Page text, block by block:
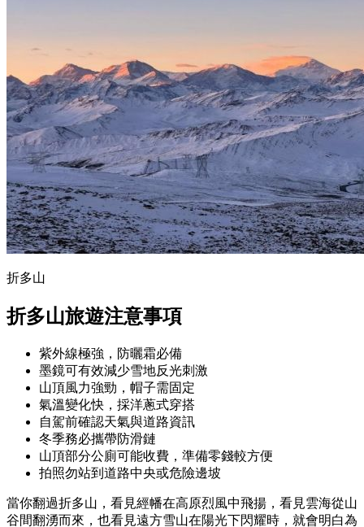
折多山
折多山旅遊注意事項
紫外線極強，防曬霜必備
墨鏡可有效減少雪地反光刺激
山頂風力強勁，帽子需固定
氣溫變化快，採洋蔥式穿搭
自駕前確認天氣與道路資訊
冬季務必攜帶防滑鏈
山頂部分公廁可能收費，準備零錢較方便
拍照勿站到道路中央或危險邊坡
當你翻過折多山，看見經幡在高原烈風中飛揚，看見雲海從山
谷間翻湧而來，也看見遠方雪山在陽光下閃耀時，就會明白為